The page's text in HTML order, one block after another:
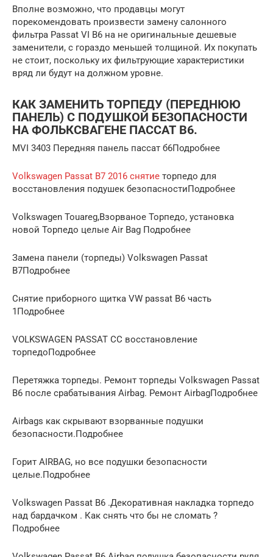
Вполне возможно, что продавцы могут
порекомендовать произвести замену салонного
фильтра Passat VI B6 на не оригинальные дешевые
заменители, с гораздо меньшей толщиной. Их покупать
не стоит, поскольку их фильтрующие характеристики
вряд ли будут на должном уровне.
КАК ЗАМЕНИТЬ ТОРПЕДУ (ПЕРЕДНЮЮ
ПАНЕЛЬ) С ПОДУШКОЙ БЕЗОПАСНОСТИ
НА ФОЛЬКСВАГЕНЕ ПАССАТ B6.
MVI 3403 Передняя панель пассат б6Подробнее
Volkswagen Passat B7 2016 снятие торпедо для
восстановления подушек безопасностиПодробнее
Volkswagen Touareg,Взорваное Торпедо, установка
новой Торпедо целые Air Bag ️Подробнее
Замена панели (торпеды) Volkswagen Passat
B7Подробнее
Снятие приборного щитка VW passat B6 часть
1Подробнее
VOLKSWAGEN PASSAT CC восстановление
торпедоПодробнее
Перетяжка торпеды. Ремонт торпеды Volkswagen Passat
B6 после срабатывания Airbag. Ремонт AirbagПодробнее
Airbags как скрывают взорванные подушки
безопасности.Подробнее
Горит AIRBAG, но все подушки безопасности
целые.Подробнее
Volkswagen Passat В6 .Декоративная накладка торпедо
над бардачком . Как снять что бы не сломать ?
Подробнее